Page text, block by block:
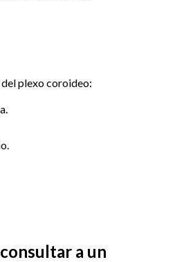
plexo coroideo:
a un